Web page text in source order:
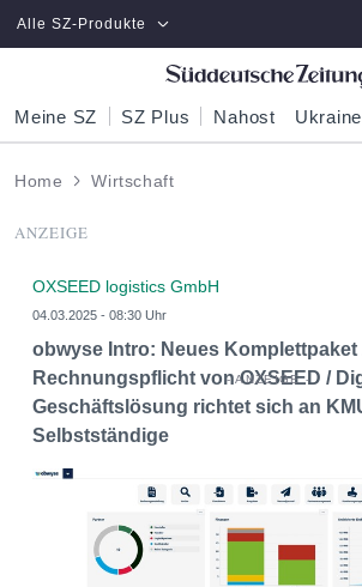
Zum Hauptinhalt springen
Alle SZ-Produkte
Meine SZ SZ Plus Nahost Ukraine
Home Wirtschaft
ANZEIGE
OXSEED logistics GmbH
04.03.2025 - 08:30 Uhr
obwyse Intro: Neues Komplettpaket
Rechnungspflicht von OXSEED /
Geschäftslösung richtet sich an
Selbstständige